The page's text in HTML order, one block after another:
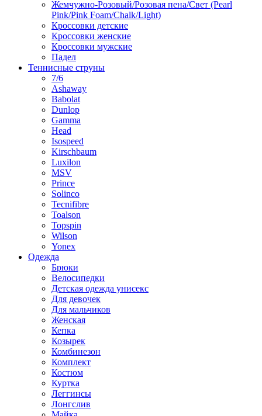
Жемчужно-Розовый/Розовая пена/Свет (Pearl
Pink/Pink Foam/Chalk/Light)
Кроссовки детские
Кроссовки женские
Кроссовки мужские
Падел
Теннисные струны
7/6
Ashaway
Babolat
Dunlop
Gamma
Head
Isospeed
Kirschbaum
Luxilon
MSV
Prince
Solinco
Tecnifibre
Toalson
Topspin
Wilson
Yonex
Одежда
Брюки
Велосипедки
Детская одежда унисекс
Для девочек
Для мальчиков
Женская
Кепка
Козырек
Комбинезон
Комплект
Костюм
Куртка
Леггинсы
Лонгслив